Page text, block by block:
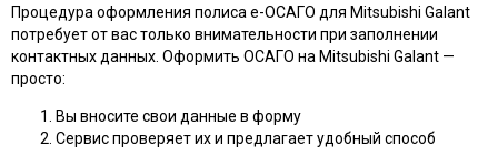
Процедура оформления полиса e-ОСАГО для Mitsubishi Galant
потребует от вас только внимательности при заполнении
контактных данных. Оформить ОСАГО на Mitsubishi Galant —
просто:
Вы вносите свои данные в форму
Сервис проверяет их и предлагает удобный способ